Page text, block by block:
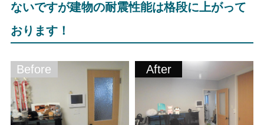
ないですが建物の耐震性能は格段に上がって
おります！
Before After